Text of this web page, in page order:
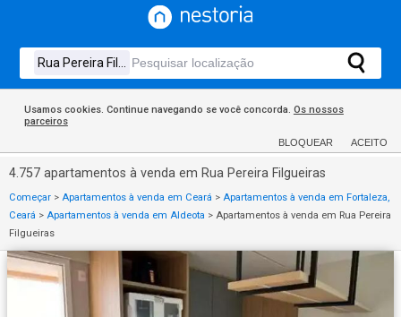
Usamos cookies. Continue navegando se você concorda. Os nossos
parceiros
BLOQUEAR ACEITO
4.757 apartamentos à venda em Rua Pereira Filgueiras
Começar > Apartamentos à venda em Ceará > Apartamentos à venda em Fortaleza,
Ceará > Apartamentos à venda em Aldeota > Apartamentos à venda em Rua Pereira
Filgueiras